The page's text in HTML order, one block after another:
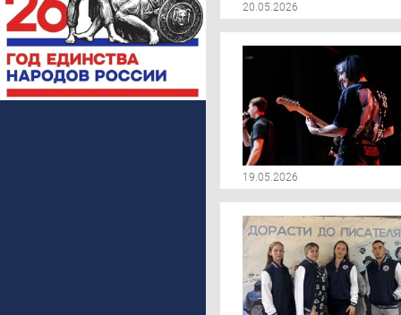
20.05.2026
19.05.2026